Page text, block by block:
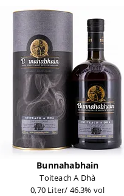
Bunnahabhain
Toiteach A Dhà
0,70 Liter/ 46.3% vol